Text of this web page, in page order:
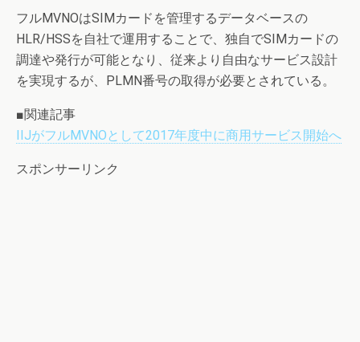
フルMVNOはSIMカードを管理するデータベースの
HLR/HSSを自社で運用することで、独自でSIMカードの
調達や発行が可能となり、従来より自由なサービス設計
を実現するが、PLMN番号の取得が必要とされている。
■関連記事
IIJがフルMVNOとして2017年度中に商用サービス開始へ
スポンサーリンク